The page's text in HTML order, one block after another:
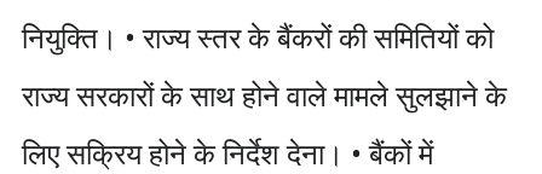
नियुक्ति। • राज्य स्तर के बैंकरों की समितियों को
राज्य सरकारों के साथ होने वाले मामले सुलझाने के
लिए सक्रिय होने के निर्देश देना। • बैंकों में